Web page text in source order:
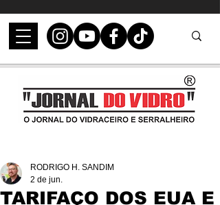
TARIFAÇO DOS EUA E
RODRIGO H. SANDIM
2 de jun.